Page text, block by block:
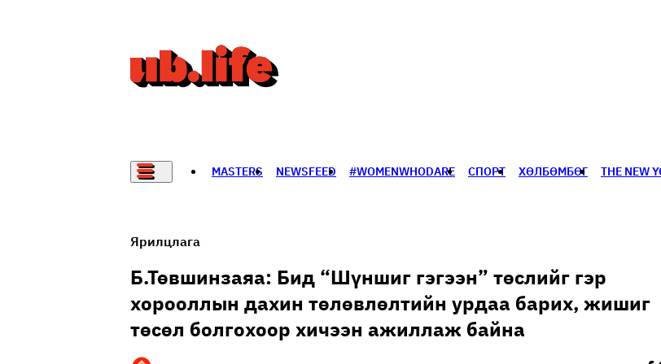
MASTERS NEWSFEED #WOMENWHODARE СПОРТ ХӨЛБӨМБӨГ THE NEW
Ярилцлага
Б.Төвшинзаяа: Бид “Шүншиг гэгээн” төслийг гэр
хорооллын дахин төлөвлөлтийн урдаа барих, жишиг
төсөл болгохоор хичээн ажиллаж байна